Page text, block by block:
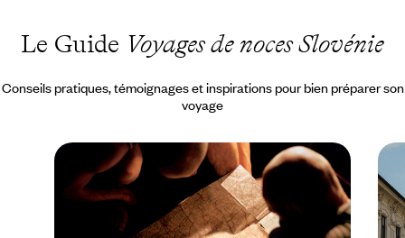
Le Guide Voyages de noces Slovénie
Conseils pratiques, témoignages et inspirations pour bien préparer son
voyage